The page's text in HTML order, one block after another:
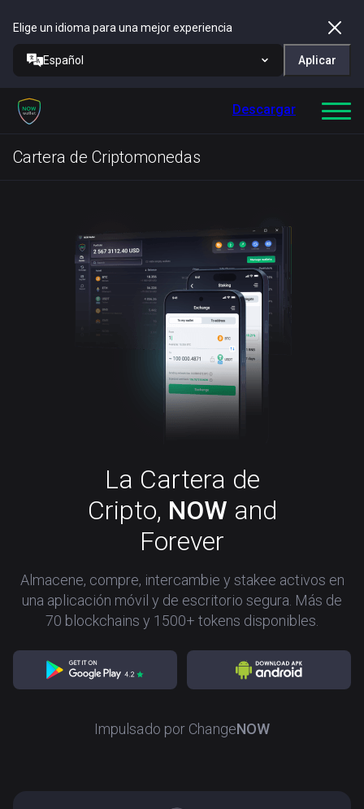
Elige un idioma para una mejor experiencia
Español Aplicar
Descargar
Cartera de Criptomonedas
La Cartera de
Cripto, NOW and
Forever
Almacene, compre, intercambie y stakee activos en
una aplicación móvil y de escritorio segura. Más de
70 blockchains y 1500+ tokens disponibles.
Impulsado por ChangeNOW